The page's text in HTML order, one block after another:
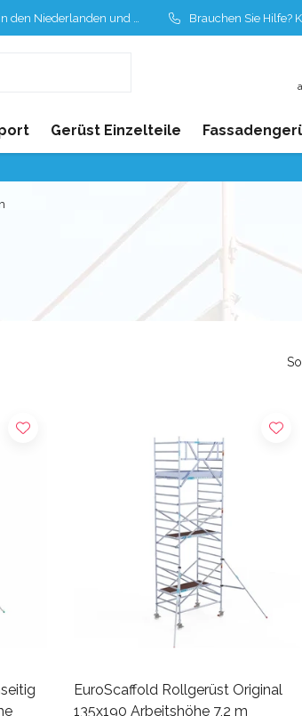
Niederlanden und Belgien Brauchen Sie Hilfe?
Gerüst Einzelteile
EuroScaffold Rollgerüst Original
135x190 Arbeitshöhe 7,2 m